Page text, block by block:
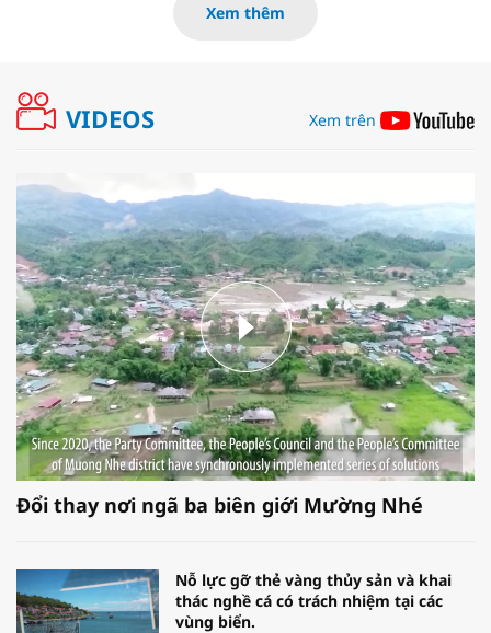
Xem thêm
VIDEOS Xem trên
Đổi thay nơi ngã ba biên giới Mường Nhé
Nỗ lực gỡ thẻ vàng thủy sản và khai
thác nghề cá có trách nhiệm tại các
vùng biển.